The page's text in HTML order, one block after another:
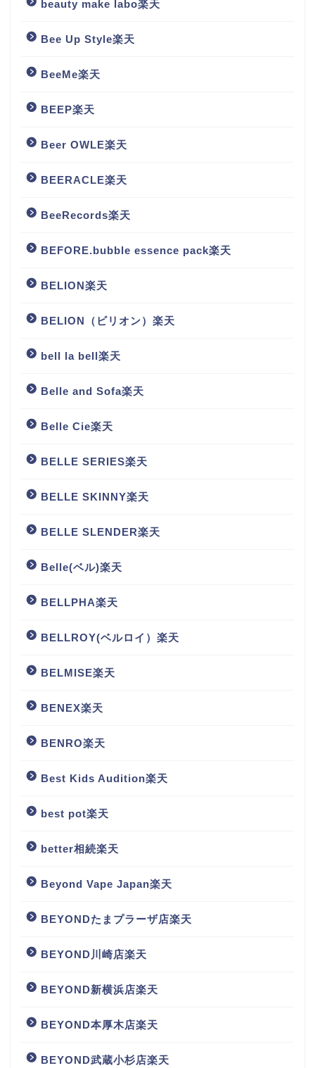
beauty make labo楽天
Bee Up Style楽天
BeeMe楽天
BEEP楽天
Beer OWLE楽天
BEERACLE楽天
BeeRecords楽天
BEFORE.bubble essence pack楽天
BELION楽天
BELION（ビリオン）楽天
bell la bell楽天
Belle and Sofa楽天
Belle Cie楽天
BELLE SERIES楽天
BELLE SKINNY楽天
BELLE SLENDER楽天
Belle(ベル)楽天
BELLPHA楽天
BELLROY(ベルロイ）楽天
BELMISE楽天
BENEX楽天
BENRO楽天
Best Kids Audition楽天
best pot楽天
better相続楽天
Beyond Vape Japan楽天
BEYONDたまプラーザ店楽天
BEYOND川崎店楽天
BEYOND新横浜店楽天
BEYOND本厚木店楽天
BEYOND武蔵小杉店楽天